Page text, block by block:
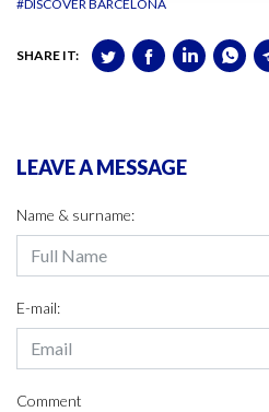
#DISCOVER BARCELONA
SHARE IT:
LEAVE A MESSAGE
Name & surname:
E-mail:
Comment